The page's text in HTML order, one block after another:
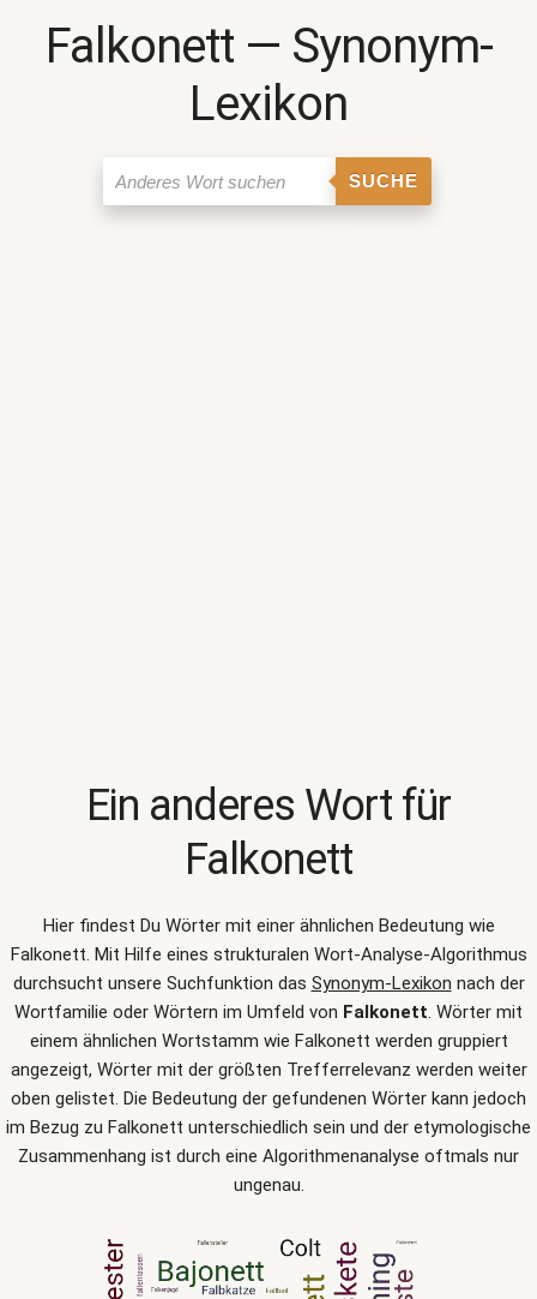
Falkonett ― Synonym-
Lexikon
SUCHE
Ein anderes Wort für
Falkonett
Hier findest Du Wörter mit einer ähnlichen Bedeutung wie
Falkonett. Mit Hilfe eines strukturalen Wort-Analyse-Algorithmus
durchsucht unsere Suchfunktion das Synonym-Lexikon nach der
Wortfamilie oder Wörtern im Umfeld von Falkonett. Wörter mit
einem ähnlichen Wortstamm wie Falkonett werden gruppiert
angezeigt, Wörter mit der größten Trefferrelevanz werden weiter
oben gelistet. Die Bedeutung der gefundenen Wörter kann jedoch
im Bezug zu Falkonett unterschiedlich sein und der etymologische
Zusammenhang ist durch eine Algorithmenanalyse oftmals nur
ungenau.